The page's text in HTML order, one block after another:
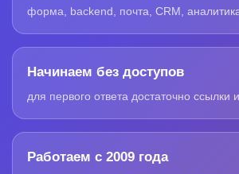
форма, backend, почта, CRM,
Начинаем без доступов
для первого ответа достаточно ссылки
Работаем с 2009 года